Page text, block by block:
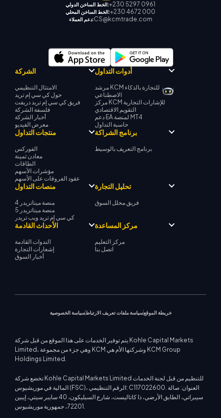
الخط الساخن الدولي:+230 5297 0961
الخط الساخن المحلي:+230 4672 000
دعم العملاء:CS@kcmtrade.com
الشركة
الامتثال التنظيمي
حول كي سي إم تريد
فريق كي سي إم تريد دريفت
فلسفة الشركة
أخبار الشركة
معرض الفيديو
أدوات التداول
مرشد KCM للتجارة بالذكاء
الاصطناعي
مركز KCM للإشارات التجارية
التقويم الاقتصادي
دعم EA لمنصة MT4
حاسبة التداول
منتجات التداول
الفوركس
معادن ثمينة
الطاقات
مؤشرات الأسهم
عقود الفروقات على الأسهم
برنامج الشراكة
برنامج التعريف بالوسيط
منصات التداول
منصة ميتاتريدر 4
منصة ميتاتريدر 5
كي سي إم تريد ويب تريدر
تحليل التجارة
فريق محلل السوق
الأحداث القادمة
الندوات القادمة
إشعارات التجارة
أخبار السوق
مركز المساعدة
مركز التعليم
اتصل بنا
سياسة الخصوصية سياسة ملفات تعريف الارتباط خريطة الموقع
يتم توفير الخدمات على هذا الموقع من قبل شركة Kohle Capital Markets
Limited، وهي جزء من مجموعة KCM وشركتها الأم هي KCM Group
Holdings Limited.
تخضع شركة Kohle Capital Markets Limited للتنظيم من قبل لجنة الخدمات
المالية في موريشيوس (FSC)، الرقم التنظيمي: C117022600. العنوان: صالة
سيبراتي، الطابق الأرضي، ذا كاتاليست، شارع السيليكون، 40 سايبر سيتي، إيبين